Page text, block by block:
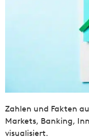
Zahlen und Fakten
Markets, Banking,
visualisiert.